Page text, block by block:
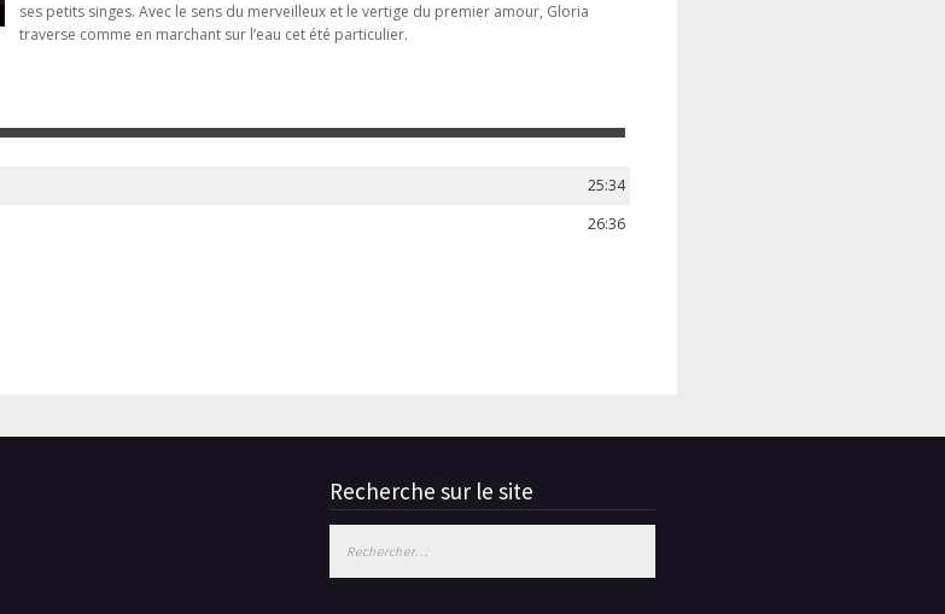
ses petits singes. Avec le sens du merveilleux et le vertige du premier amour, Gloria
traverse comme en marchant sur l’eau cet été particulier.
25:34
26:36
Recherche sur le site